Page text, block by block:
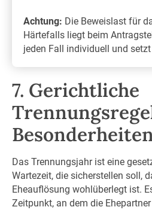
Achtung: Die Beweislast für
Härtefalls liegt beim
jeden Fall individuell und
7. Gerichtliche
Das Trennungsjahr ist eine
Wartezeit, die sicherstellen soll,
Eheauflösung wohlüberlegt ist.
Zeitpunkt, an dem die